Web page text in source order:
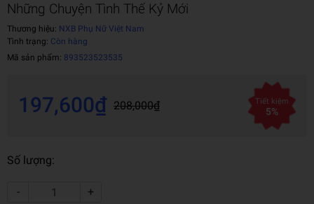
Những Chuyện Tình Thế Kỷ Mới
Thương hiệu: NXB Phụ Nữ Việt Nam
Tình trạng: Còn hàng
Mã sản phẩm: 893523523535
197,600₫ 208,000₫ Tiết kiệm
5%
Số lượng:
- +